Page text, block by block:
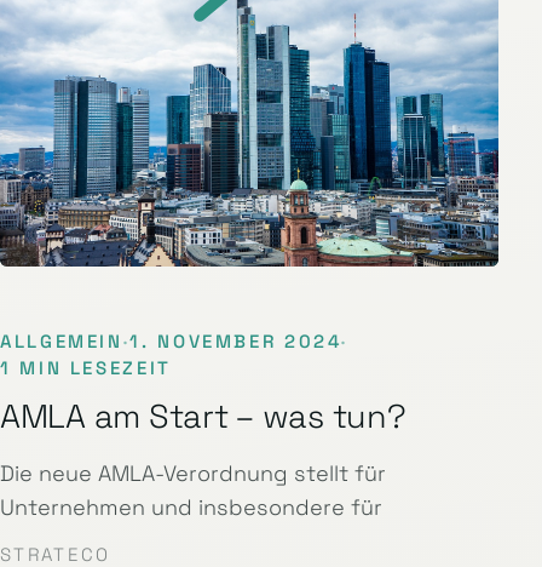
ALLGEMEIN ·1. NOVEMBER 2024·
1 MIN LESEZEIT
AMLA am Start – was tun?
Die neue AMLA-Verordnung stellt für
Unternehmen und insbesondere für
STRATECO